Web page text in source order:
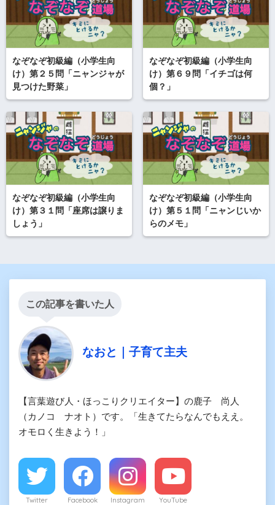
なぞなぞ初級編（小学生向
け）第２５問「ニャンジャが
見つけた野菜」
なぞなぞ初級編（小学生向
け）第６９問「イチゴは何
個？」
なぞなぞ初級編（小学生向
け）第３１問「座席は譲りま
しょう」
なぞなぞ初級編（小学生向
け）第５１問「ニャンじいか
らのメモ」
この記事を書いた人
なおと｜子育て主夫
【言葉遊び人・ほっこりクリエイター】の鹿子 尚人
（カノコ ナオト）です。「生きてたらなんでもええ。
オモロく生きよう！」
Twitter Facebook Instagram YouTube